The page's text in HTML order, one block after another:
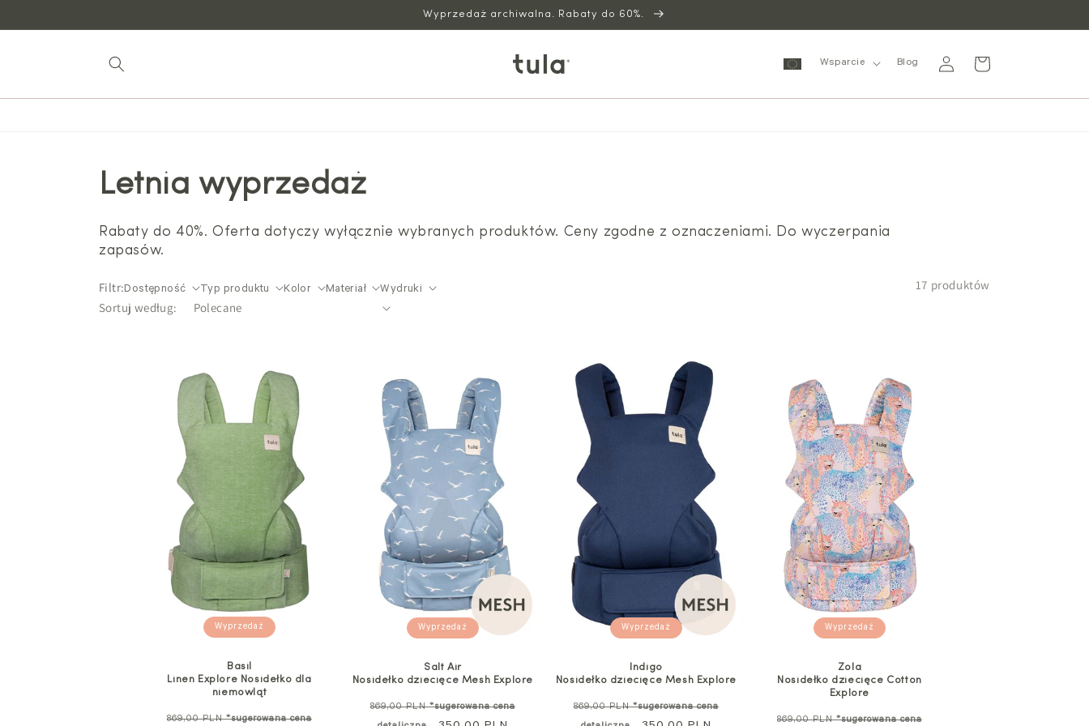
Wyprzedaż archiwalna. Rabaty do 60%.
Wsparcie Blog
się
Wózek
Letnia wyprzedaż
Rabaty do 40%. Oferta dotyczy wyłącznie wybranych produktów. Ceny zgodne z oznaczeniami. Do wyczerpania
zapasów.
Filtr:Dostępność Typ produktu Kolor Materiał Wydruki
Sortuj według:
17 produktów
Wyprzedaż
Basil
Linen Explore Nosidełko dla
niemowląt
Cena
869,00 PLN*sugerowana cena
Wyprzedaż
Salt Air
Nosidełko dziecięce Mesh Explore
Cena
869,00 PLN*sugerowana cena
Wyprzedaż
Indigo
Nosidełko dziecięce Mesh Explore
Cena
869,00 PLN*sugerowana cena
Wyprzedaż
Zola
Nosidełko dziecięce Cotton
Explore
Cena
869,00 PLN*sugerowana cena